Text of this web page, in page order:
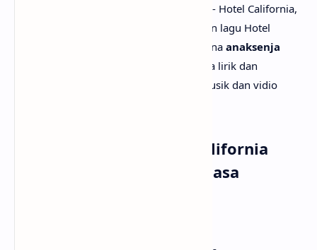
Setelah mengetahui apa makna lagu Joji - Hotel California,
mungkin kamu juga ingin tau terjemahan lagu Hotel
California secara rinci? Tenang saja, karena anaksenja
sudah menyediakan Joji - Hotel California lirik dan
terjemahannya. Tak lupa juga beserta musik dan vidio
Lirik Lagu Joji - Hotel California
dengan Terjemahan Bahasa